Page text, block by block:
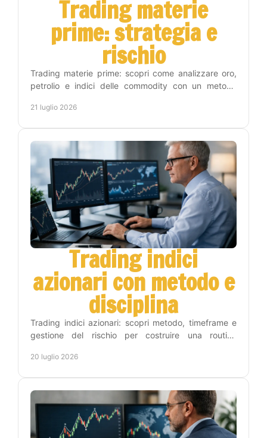
Trading materie
prime: strategia e
rischio
Trading materie prime: scopri come analizzare oro,
petrolio e indici delle commodity con un metodo
21 luglio 2026
Trading indici
azionari con metodo e
disciplina
Trading indici azionari: scopri metodo, timeframe e
gestione del rischio per costruire una routine
20 luglio 2026